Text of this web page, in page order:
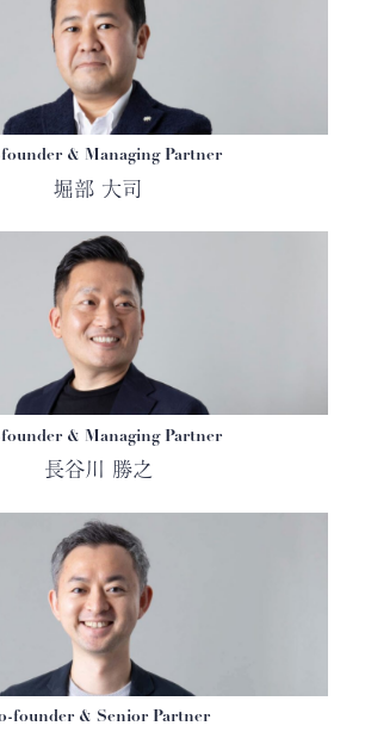
& Managing Partner
堀部 大司
& Managing Partner
長谷川 勝之
founder & Senior Partner